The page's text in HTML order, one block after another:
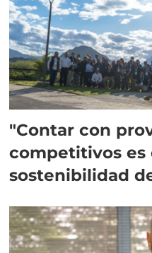
"Contar con
competitivos es
sostenibilidad